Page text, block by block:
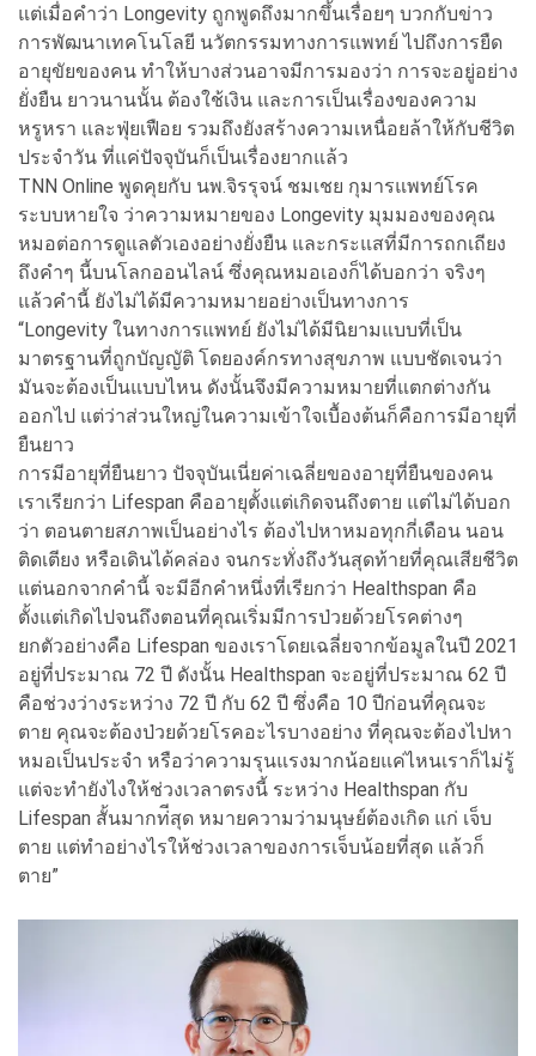
แต่เมื่อคำว่า Longevity ถูกพูดถึงมากขึ้นเรื่อยๆ บวกกับข่าว
การพัฒนาเทคโนโลยี นวัตกรรมทางการแพทย์ ไปถึงการยืด
อายุขัยของคน ทำให้บางส่วนอาจมีการมองว่า การจะอยู่อย่าง
ยั่งยืน ยาวนานนั้น ต้องใช้เงิน และการเป็นเรื่องของความ
หรูหรา และฟุ่ยเฟือย รวมถึงยังสร้างความเหนื่อยล้าให้กับชีวิต
ประจำวัน ที่แค่ปัจจุบันก็เป็นเรื่องยากแล้ว
TNN Online พูดคุยกับ นพ.จิรรุจน์ ชมเชย กุมารแพทย์โรค
ระบบหายใจ ว่าความหมายของ Longevity มุมมองของคุณ
หมอต่อการดูแลตัวเองอย่างยั่งยืน และกระแสที่มีการถกเถียง
ถึงคำๆ นี้บนโลกออนไลน์ ซึ่งคุณหมอเองก็ได้บอกว่า จริงๆ
แล้วคำนี้ ยังไม่ได้มีความหมายอย่างเป็นทางการ
“Longevity ในทางการแพทย์ ยังไม่ได้มีนิยามแบบที่เป็น
มาตรฐานที่ถูกบัญญัติ โดยองค์กรทางสุขภาพ แบบชัดเจนว่า
มันจะต้องเป็นแบบไหน ดังนั้นจึงมีความหมายที่แตกต่างกัน
ออกไป แต่ว่าส่วนใหญ่ในความเข้าใจเบื้องต้นก็คือการมีอายุที่
ยืนยาว
การมีอายุที่ยืนยาว ปัจจุบันเนี่ยค่าเฉลี่ยของอายุที่ยืนของคน
เราเรียกว่า Lifespan คืออายุตั้งแต่เกิดจนถึงตาย แต่ไม่ได้บอก
ว่า ตอนตายสภาพเป็นอย่างไร ต้องไปหาหมอทุกกี่เดือน นอน
ติดเตียง หรือเดินได้คล่อง จนกระทั่งถึงวันสุดท้ายที่คุณเสียชีวิต
แต่นอกจากคำนี้ จะมีอีกคำหนึ่งที่เรียกว่า Healthspan คือ
ตั้งแต่เกิดไปจนถึงตอนที่คุณเริ่มมีการป่วยด้วยโรคต่างๆ
ยกตัวอย่างคือ Lifespan ของเราโดยเฉลี่ยจากข้อมูลในปี 2021
อยู่ที่ประมาณ 72 ปี ดังนั้น Healthspan จะอยู่ที่ประมาณ 62 ปี
คือช่วงว่างระหว่าง 72 ปี กับ 62 ปี ซึ่งคือ 10 ปีก่อนที่คุณจะ
ตาย คุณจะต้องป่วยด้วยโรคอะไรบางอย่าง ที่คุณจะต้องไปหา
หมอเป็นประจำ หรือว่าความรุนแรงมากน้อยแค่ไหนเราก็ไม่รู้
แต่จะทำยังไงให้ช่วงเวลาตรงนี้ ระหว่าง Healthspan กับ
Lifespan สั้นมากท่ีสุด หมายความว่ามนุษย์ต้องเกิด แก่ เจ็บ
ตาย แต่ทำอย่างไรให้ช่วงเวลาของการเจ็บน้อยที่สุด แล้วก็
ตาย”